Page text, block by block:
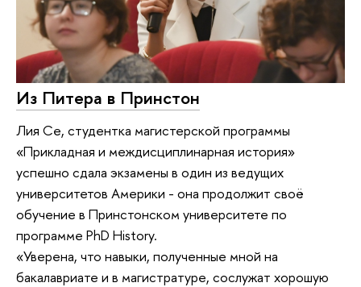
Из Питера в Принстон
Лия Се, студентка магистерской программы
«Прикладная и междисциплинарная история»
успешно сдала экзамены в один из ведущих
университетов Америки - она продолжит своё
обучение в Принстонском университете по
программе PhD History.
«Уверена, что навыки, полученные мной на
бакалавриате и в магистратуре, сослужат хорошую